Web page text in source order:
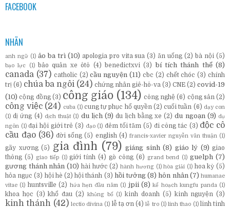
FACEBOOK
NHÃN
anh ngữ (1) ảo ba trì (10) apologia pro vita sua (3) ăn uống (2) bà nội (5)
bạo lực (1) bảo quản xe ôtô (4) benedictxvi (3) bí tích thánh thể (8)
canada (37) catholic (2) cầu nguyện (11) cbc (2) chết chóc (3) chính
trị (6) chúa ba ngôi (24) chứng nhân giê-hô-va (3) CNE (2) covid-19
(10) cộng đồng (3) công giáo (134) công nghệ (6) cộng sản (2)
công việc (24) cuba (1) cung tự phục hổ quyền (2) cuối tuần (6) dạy con
(1) dị ứng (4) dịch thuật (1) du lịch (9) du lịch bằng xe (2) du ngoạn (9) dụ
ngôn (1) đại hội giới trẻ (3) đạo (1) đêm tối tăm (5) đi công tác (3) độc cô
cầu đạo (36) đời sống (5) english (4) francis-xavier nguyễn văn thuận (1)
gãy xương (5) gia đình (79) giáng sinh (8) giáo lý (9) giao
thông (5) giao tiếp (1) giới tính (4) gò công (6) grand bend (1) guelph (7)
gương thánh nhân (10) hài hước (2) hành hương (1) hòa giải (1) hoa kỳ (5)
hỏa ngục (3) hội hè (2) hội thánh (3) hồi tưởng (8) hôn nhân (7) humanae
vitae (1) huntsville (2) hứa hẹn đầu năm (1) jpii (8) kế hoạch kungfu panda (1)
khoa học (3) khổ đau (2) khủng bố (1) kinh doanh (5) kinh nguyện (3)
kinh thánh (42) lectio divina (1) lễ tạ ơn (4) lễ tro (1) linh thao (1) linh tinh